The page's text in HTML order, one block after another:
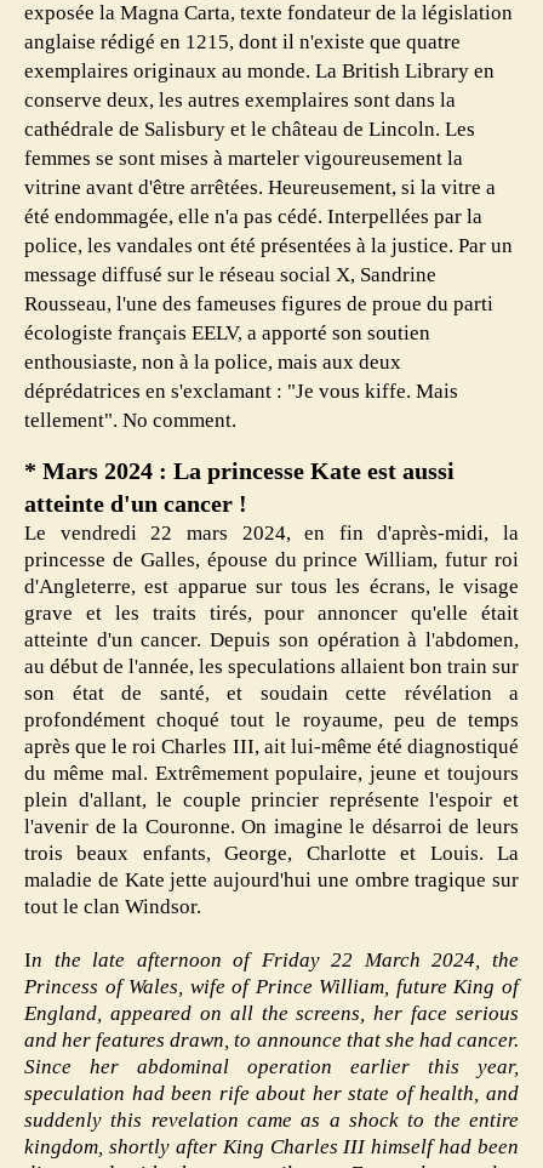
exposée la Magna Carta, texte fondateur de la législation
anglaise rédigé en 1215, dont il n'existe que quatre
exemplaires originaux au monde. La British Library en
conserve deux, les autres exemplaires sont dans la
cathédrale de Salisbury et le château de Lincoln. Les
femmes se sont mises à marteler vigoureusement la
vitrine avant d'être arrêtées. Heureusement, si la vitre a
été endommagée, elle n'a pas cédé. Interpellées par la
police, les vandales ont été présentées à la justice. Par un
message diffusé sur le réseau social X, Sandrine
Rousseau, l'une des fameuses figures de proue du parti
écologiste français EELV, a apporté son soutien
enthousiaste, non à la police, mais aux deux
déprédatrices en s'exclamant : "Je vous kiffe. Mais
tellement". No comment.
* Mars 2024 : La princesse Kate est aussi
atteinte d'un cancer !
Le vendredi 22 mars 2024, en fin d'après-midi, la
princesse de Galles, épouse du prince William, futur roi
d'Angleterre, est apparue sur tous les écrans, le visage
grave et les traits tirés, pour annoncer qu'elle était
atteinte d'un cancer. Depuis son opération à l'abdomen,
au début de l'année, les speculations allaient bon train sur
son état de santé, et soudain cette révélation a
profondément choqué tout le royaume, peu de temps
après que le roi Charles III, ait lui-même été diagnostiqué
du même mal. Extrêmement populaire, jeune et toujours
plein d'allant, le couple princier représente l'espoir et
l'avenir de la Couronne. On imagine le désarroi de leurs
trois beaux enfants, George, Charlotte et Louis. La
maladie de Kate jette aujourd'hui une ombre tragique sur
tout le clan Windsor.
In the late afternoon of Friday 22 March 2024, the
Princess of Wales, wife of Prince William, future King of
England, appeared on all the screens, her face serious
and her features drawn, to announce that she had cancer.
Since her abdominal operation earlier this year,
speculation had been rife about her state of health, and
suddenly this revelation came as a shock to the entire
kingdom, shortly after King Charles III himself had been